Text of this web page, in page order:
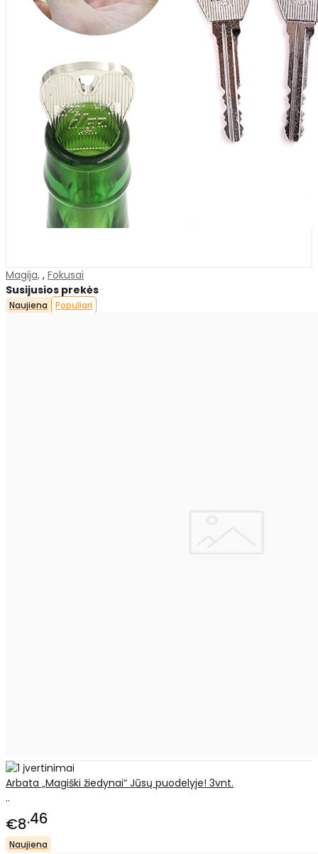
Magija, , Fokusai
Susijusios prekės
Naujiena Populiari
Arbata „Magiški žiedynai“ Jūsų puodelyje! 3vnt.
..
€8 46
Naujiena